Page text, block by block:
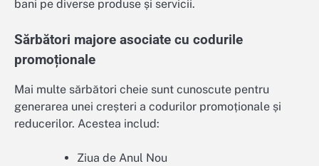
bani pe diverse produse și servicii.
Sărbători majore asociate cu codurile
promoționale
Mai multe sărbători cheie sunt cunoscute pentru
generarea unei creșteri a codurilor promoționale și
reducerilor. Acestea includ:
Ziua de Anul Nou